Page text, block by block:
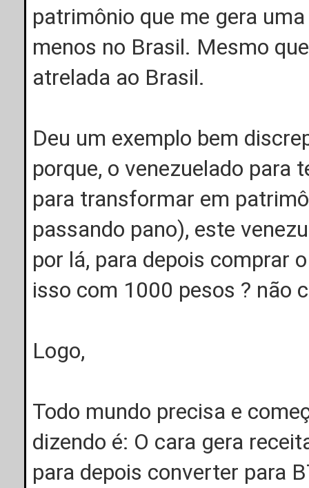
patrimônio que me gera
menos no Brasil. Mesmo
atrelada ao Brasil.
Deu um exemplo bem
porque, o venezuelado
para transformar em
passando pano), este
por lá, para depois comprar
isso com 1000 pesos ? não
Logo,
Todo mundo precisa e
dizendo é: O cara gera
para depois converter para